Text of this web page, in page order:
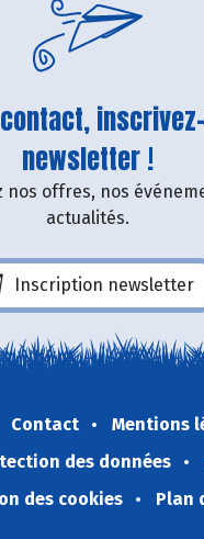
newsletter !
nos offres, nos
actualités.
Inscription newsletter
Contact
Mentions
des données
des cookies
Plan